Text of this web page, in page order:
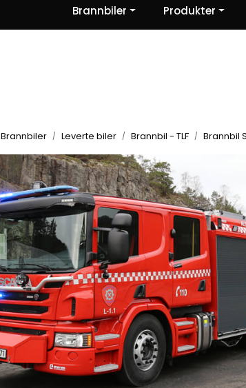
Om oss | Kontakt Oss | Ris og ros
Brannbiler Produkter
Brannbiler Leverte biler Brannbil - TLF Brannbil